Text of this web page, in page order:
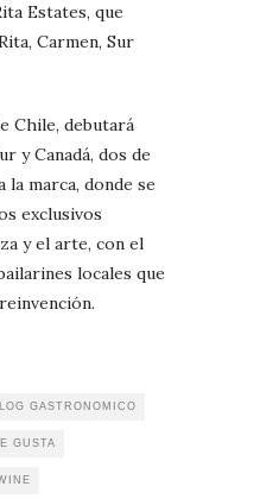
Estates, que
Carmen, Sur
Chile, debutará
y Canadá, dos de
la marca, donde se
exclusivos
y el arte, con el
locales que
GASTRONOMICO
GUSTA